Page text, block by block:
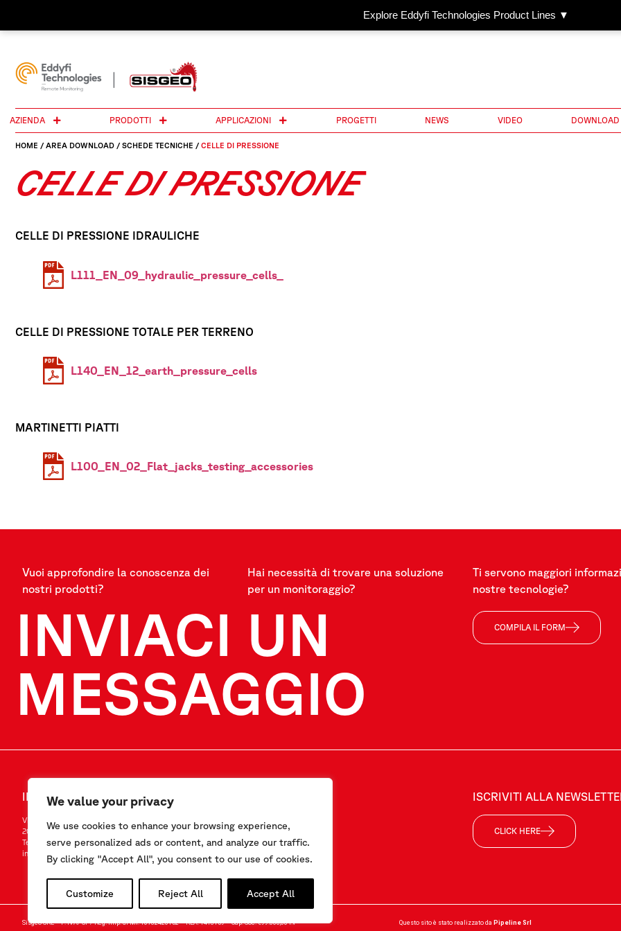
We value your privacy
We use cookies to enhance your browsing experience,
serve personalized ads or content, and analyze our traffic.
By clicking "Accept All", you consent to our use of cookies.
Customize Reject All Accept All
Explore Eddyfi Technologies Product Lines ▼
AZIENDA PRODOTTI APPLICAZIONI PROGETTI NEWS VIDEO DOWNLOAD
HOME / AREA DOWNLOAD / SCHEDE TECNICHE / CELLE DI PRESSIONE
CELLE DI PRESSIONE
CELLE DI PRESSIONE IDRAULICHE
L111_EN_09_hydraulic_pressure_cells_
CELLE DI PRESSIONE TOTALE PER TERRENO
L140_EN_12_earth_pressure_cells
MARTINETTI PIATTI
L100_EN_02_Flat_jacks_testing_accessories
Vuoi approfondire la conoscenza dei
nostri prodotti?
Hai necessità di trovare una soluzione
per un monitoraggio?
Ti servono maggiori
nostre tecnologie?
INVIACI UN
MESSAGGIO
COMPILA IL FORM
INVIACI UN MESSAGGIO
Via F.Serpero 4/F1
20060 Masate (MI) – Italy
Tel.
+39-02.95.76.41.30
info@sisgeo.com
Instagram
YouTube
ISCRIVITI ALLA
CLICK HERE
Sisgeo SRL – P. IVA/ CF / Reg. Imp. di MI: 10732420152 – REA: 1413159 – Cap. Soc. €99.000,00 i.v Questo sito è stato realizzato da Pipeline Srl